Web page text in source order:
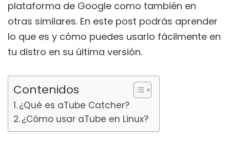
plataforma de Google como también en
otras similares. En este post podrás aprender
lo que es y cómo puedes usarlo fácilmente en
tu distro en su última versión.
Contenidos
¿Qué es aTube Catcher?
¿Cómo usar aTube en Linux?